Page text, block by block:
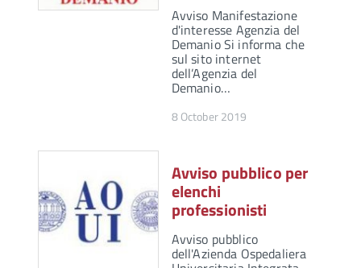
Avviso Manifestazione
d'interesse Agenzia del
Demanio Si informa che
sul sito internet
dell’Agenzia del
Demanio…
8 October 2019
Avviso pubblico per
elenchi
professionisti
Avviso pubblico
dell'Azienda Ospedaliera